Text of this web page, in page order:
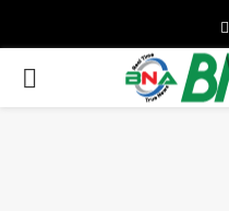
PRIMARY